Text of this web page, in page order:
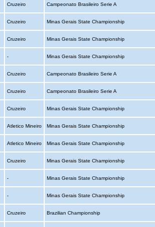
Cruzeiro Campeonato Brasileiro Serie A
Cruzeiro Minas Gerais State Championship
Cruzeiro Minas Gerais State Championship
- Minas Gerais State Championship
Cruzeiro Campeonato Brasileiro Serie A
Cruzeiro Campeonato Brasileiro Serie A
Cruzeiro Minas Gerais State Championship
Atletico Mineiro Minas Gerais State Championship
Atletico Mineiro Minas Gerais State Championship
Cruzeiro Minas Gerais State Championship
- Minas Gerais State Championship
- Minas Gerais State Championship
Cruzeiro Brazilian Championship